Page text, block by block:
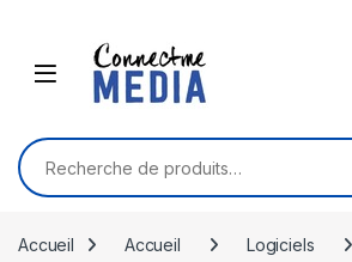
Recherche pour :
Accueil Accueil Logiciels